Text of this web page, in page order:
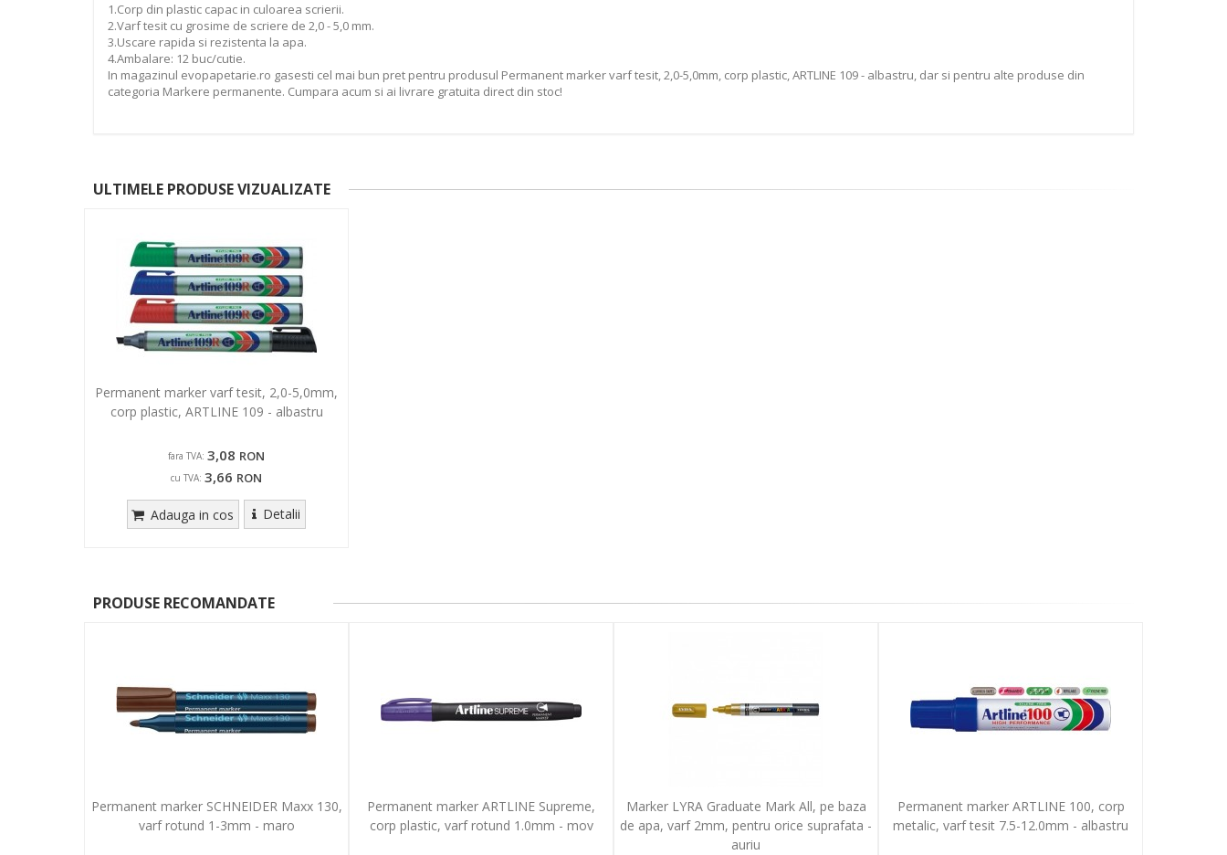
1.Corp din plastic capac in culoarea scrierii.
2.Varf tesit cu grosime de scriere de 2,0 - 5,0 mm.
3.Uscare rapida si rezistenta la apa.
4.Ambalare: 12 buc/cutie.
In magazinul evopapetarie.ro gasesti cel mai bun pret pentru produsul Permanent marker varf tesit, 2,0-5,0mm, corp plastic, ARTLINE 109 - albastru, dar si pentru alte produse din
categoria Markere permanente. Cumpara acum si ai livrare gratuita direct din stoc!
ULTIMELE PRODUSE VIZUALIZATE
Permanent marker varf tesit, 2,0-5,0mm,
corp plastic, ARTLINE 109 - albastru
fara TVA: 3,08 RON
cu TVA: 3,66 RON
Adauga in cos Detalii
PRODUSE RECOMANDATE
Permanent marker SCHNEIDER Maxx 130,
varf rotund 1-3mm - maro
Permanent marker ARTLINE Supreme,
corp plastic, varf rotund 1.0mm - mov
Marker LYRA Graduate Mark All, pe baza
de apa, varf 2mm, pentru orice suprafata -
auriu
Permanent marker ARTLINE 100, corp
metalic, varf tesit 7.5-12.0mm - albastru